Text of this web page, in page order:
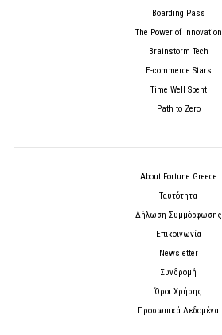
Boarding Pass
The Power of Innovation
Brainstorm Tech
E-commerce Stars
Time Well Spent
Path to Zero
About Fortune Greece
Ταυτότητα
Δήλωση Συμμόρφωσης
Επικοινωνία
Newsletter
Συνδρομή
Όροι Χρήσης
Προσωπικά Δεδομένα